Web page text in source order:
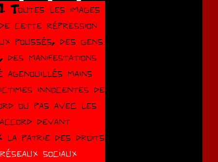
les images
cette répression
poussés, des gens
manifestations
mains
innocentes de
ou pas avec les
devant
la patrie des droits
sociaux